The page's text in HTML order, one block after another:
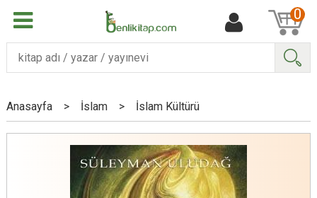
0
Anasayfa > İslam > İslam Kültürü